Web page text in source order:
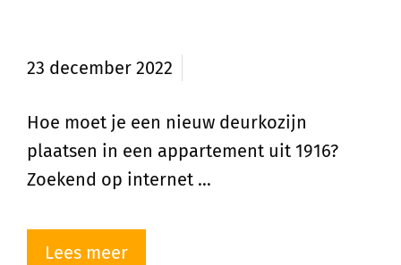
23 december 2022
Hoe moet je een nieuw deurkozijn
plaatsen in een appartement uit 1916?
Zoekend op internet …
Lees meer